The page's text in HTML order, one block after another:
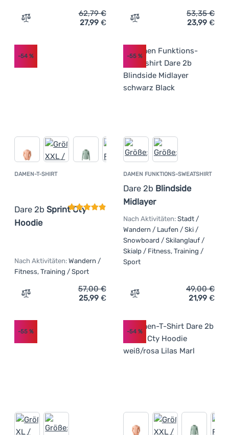
Zum Vergleich 'Damen-Sweatshirt Dare 2b Torrek
62,79€
27,99 € Zum Vergleich 'Damen-
53,35€
23,99 €
DAMEN-T-SHIRT
Dare 2b Sprint Cty
Hoodie
Kundenbewertung
-54 %
Nach Aktivitäten: Wandern /
Fitness, Training / Sport
Zum Vergleich 'Damen-T-Shirt Dare 2b Sprint Cty
57,00€
25,99 €
DAMEN FUNKTIONS-SWEATSHIRT
Dare 2b Blindside
Midlayer
-55%
Nach Aktivitäten: Stadt /
Wandern / Laufen / Ski /
Snowboard / Skilanglauf /
Skialp / Fitness, Training /
Sport
Zum Vergleich 'Damen
49,00€
21,99 €
-55 % -54%